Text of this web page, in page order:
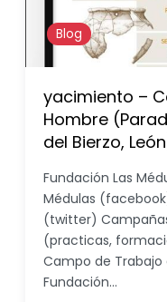
Blog
yacimiento –
Hombre
del Bierzo,
Fundación Las
Médulas
(twitter)
(practicas,
Campo de
Fundación…